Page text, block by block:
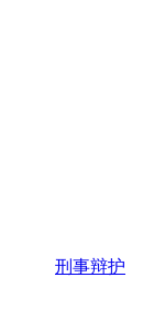
刑事辩护